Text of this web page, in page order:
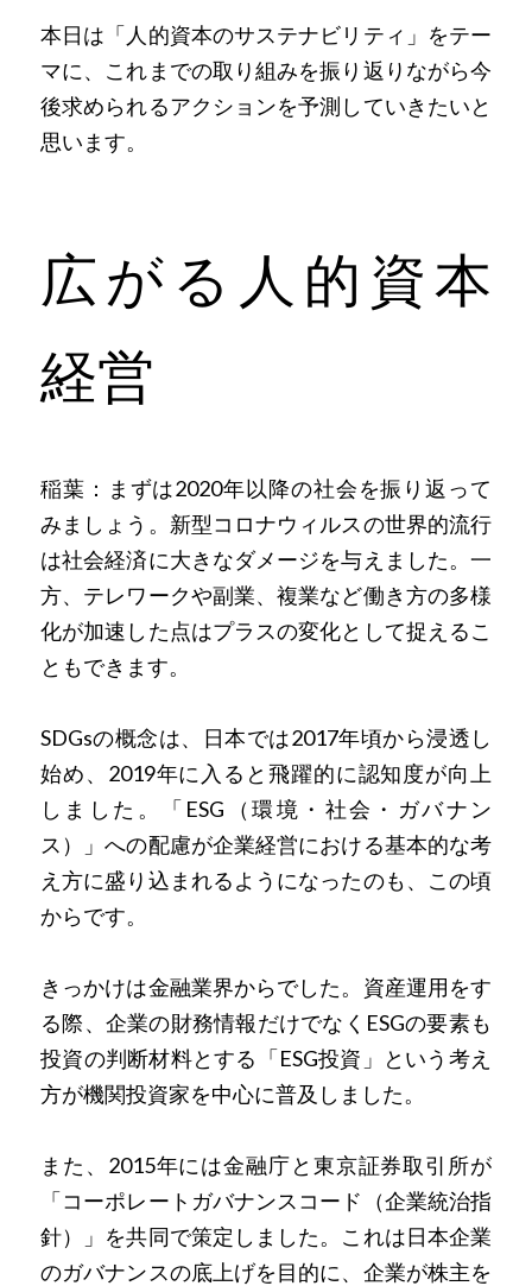
本日は「人的資本のサステナビリティ」をテー
マに、これまでの取り組みを振り返りながら今
後求められるアクションを予測していきたいと
思います。
広がる人的資本
経営
稲葉：まずは2020年以降の社会を振り返って
みましょう。新型コロナウィルスの世界的流行
は社会経済に大きなダメージを与えました。一
方、テレワークや副業、複業など働き方の多様
化が加速した点はプラスの変化として捉えるこ
ともできます。
SDGsの概念は、日本では2017年頃から浸透し
始め、2019年に入ると飛躍的に認知度が向上
しました。「ESG（環境・社会・ガバナン
ス）」への配慮が企業経営における基本的な考
え方に盛り込まれるようになったのも、この頃
からです。
きっかけは金融業界からでした。資産運用をす
る際、企業の財務情報だけでなくESGの要素も
投資の判断材料とする「ESG投資」という考え
方が機関投資家を中心に普及しました。
また、2015年には金融庁と東京証券取引所が
「コーポレートガバナンスコード（企業統治指
針）」を共同で策定しました。これは日本企業
のガバナンスの底上げを目的に、企業が株主を